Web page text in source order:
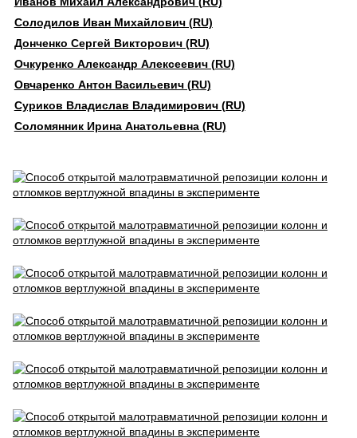
Солодилов Иван Михайлович (RU)
Донченко Сергей Викторович (RU)
Очкуренко Александр Алексеевич (RU)
Овчаренко Антон Васильевич (RU)
Суриков Владислав Владимирович (RU)
Соломянник Ирина Анатольевна (RU)